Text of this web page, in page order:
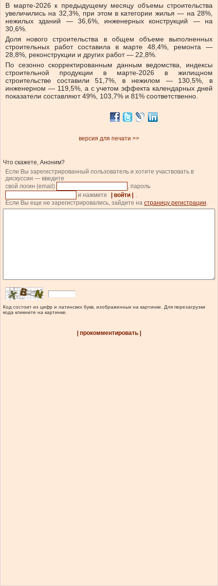
В марте-2026 к предыдущему месяцу объемы строительства
увеличились на 32,3%, при этом в категории жилья — на 28%,
нежилых зданий — 36,6%, инженерных конструкций — на
30,6%.
Доля нового строительства в общем объеме выполненных
строительных работ составила в марте 48,4%, ремонта —
28,8%, реконструкции и других работ — 22,8%.
По сезонно скорректированным данным ведомства, индексы
строительной продукции в марте-2026 в жилищном
строительстве составили 51,7%, в нежилом — 130,5%, в
инженерном — 119,5%, а с учетом эффекта календарных дней
показатели составляют 49%, 103,7% и 81% соответственно.
версия для печати >>
Что скажете, Аноним?
Если Вы зарегистрированный пользователь и хотите участвовать в
дискуссии — введите
свой логин (email)
, пароль
и нажмите
| войти |
.
Если Вы еще не зарегистрировались, зайдите на страницу регистрации.
Код состоит из цифр и латинских букв, изображенных на картинке. Для перезагрузки
кода кликните на картинке.
| прокомментировать |